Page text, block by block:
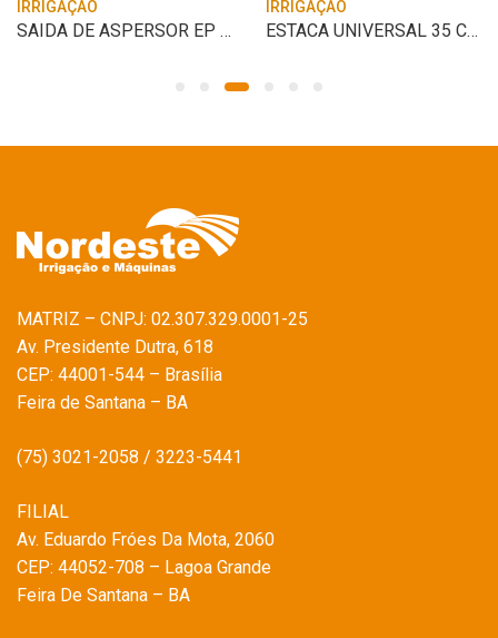
IRRIGAÇÃO
SAIDA DE ASPERSOR EP 3 X 1.1/2″ IRRIPLA
IRRIGAÇÃO
ESTACA UNIVERSAL 35 CM
MATRIZ – CNPJ: 02.307.329.0001-25
Av. Presidente Dutra, 618
CEP: 44001-544 – Brasília
Feira de Santana – BA
(75) 3021-2058 / 3223-5441
FILIAL
Av. Eduardo Fróes Da Mota, 2060
CEP: 44052-708 – Lagoa Grande
Feira De Santana – BA